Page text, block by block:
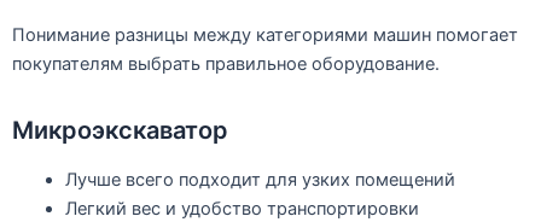
Понимание разницы между категориями машин помогает
покупателям выбрать правильное оборудование.
Микроэкскаватор
Лучше всего подходит для узких помещений
Легкий вес и удобство транспортировки